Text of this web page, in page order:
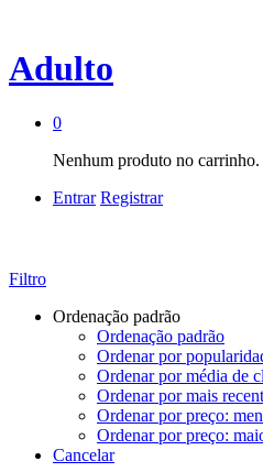
Adulto
0
Nenhum produto no carrinho.
Entrar Registrar
Filtro
Ordenação padrão
Ordenação padrão
Ordenar por
Ordenar por média de
Ordenar por mais
Ordenar por preço:
Ordenar por preço:
Cancelar